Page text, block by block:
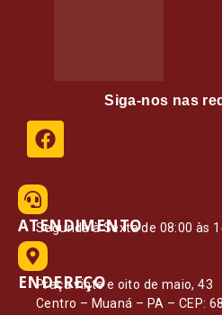
Siga-nos nas
ATENDIMENTO
Segunda à Sexta de 08:00 às
ENDEREÇO
Praça vinte e oito de maio, 43
Centro – Muaná – PA – CEP: